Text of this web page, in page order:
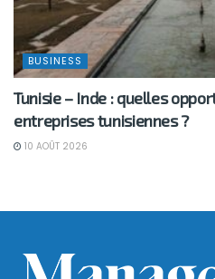
BUSINESS
Tunisie – Inde : quelles
entreprises tunisiennes ?
10 AOÛT 2026